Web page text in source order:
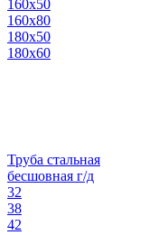
160х50
160х80
180х50
180х60
Труба стальная
бесшовная г/д
32
38
42